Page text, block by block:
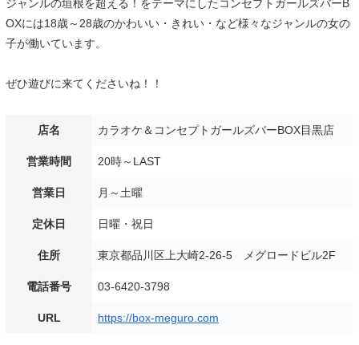
ジャンルの垣根を超える！をテーマにしたコンセプトガールズバーB
OXには18歳～28歳のかわいい・きれい・など様々なジャンルの女の
子が働いています。
ぜひ遊びに来てくださいね！！
店名 カラオケ＆コンセプトガールズバーBOX目黒店
営業時間 20時～LAST
営業日 月～土曜
定休日 日曜・祝日
住所 東京都品川区上大崎2-26-5 メグロードビル2F
電話番号 03-6420-3798
URL https://box-meguro.com